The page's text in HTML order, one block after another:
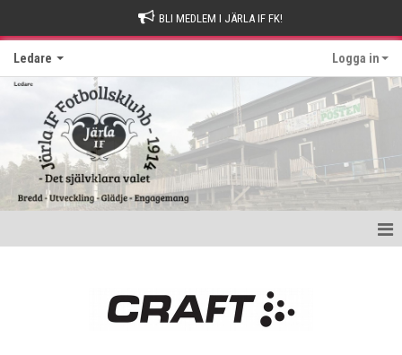
BLI MEDLEM I JÄRLA IF FK!
Ledare Logga in